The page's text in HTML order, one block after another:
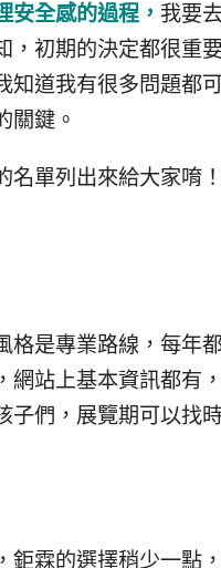
安全感的過程， 我要
初期的決定都很重
道我有很多問題都
關鍵。
單列出來給大家唷！
是專業路線，每年
站上基本資訊都有
們，展覽期可以找
霖的選擇稍少一點